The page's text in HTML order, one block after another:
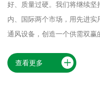
好、质量过硬。我们将继续坚
内、国际两个市场，用先进
通风设备，创造一个供需双赢
查看更多